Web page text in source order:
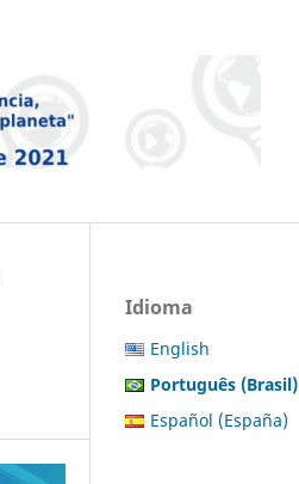
Idioma
English
Português (Brasil)
Español (España)